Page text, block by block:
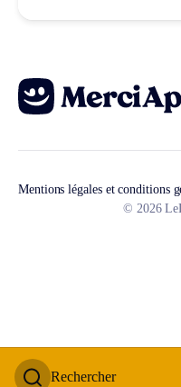
Rechercher
Mentions légales et conditions
© 2026